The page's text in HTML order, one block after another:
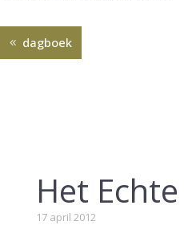
dagboek
Het
17 april 2012